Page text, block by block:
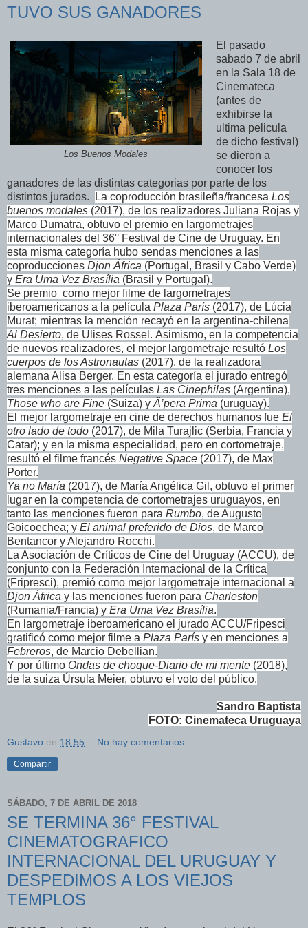
TUVO SUS GANADORES
Los Buenos Modales
El pasado
sabado 7 de abril
en la Sala 18 de
Cinemateca
(antes de
exhibirse la
ultima pelicula
de dicho festival)
se dieron a
conocer los
ganadores de las distintas categorias por parte de los
distintos jurados.
La coproducción brasileña/francesa Los
buenos modales (2017), de los realizadores Juliana Rojas y
Marco Dumatra, obtuvo el premio en largometrajes
internacionales del 36° Festival de Cine de Uruguay. En
esta misma categoría hubo sendas menciones a las
coproducciones Djon África (Portugal, Brasil y Cabo Verde)
y Era Uma Vez Brasília (Brasil y Portugal).
Se premio como mejor filme de largometrajes
iberoamericanos a la película Plaza París (2017), de Lúcia
Murat; mientras la mención recayó en la argentina-chilena
Al Desierto, de Ulises Rossel. Asimismo, en la competencia
de nuevos realizadores, el mejor largometraje resultó Los
cuerpos de los Astronautas (2017), de la realizadora
alemana Alisa Berger. En esta categoría el jurado entregó
tres menciones a las películas Las Cinephilas (Argentina),
Those who are Fine (Suiza) y Ã’pera Prima (uruguay).
El mejor largometraje en cine de derechos humanos fue El
otro lado de todo (2017), de Mila Turajlic (Serbia, Francia y
Catar); y en la misma especialidad, pero en cortometraje,
resultó el filme francés Negative Space (2017), de Max
Porter.
Ya no María (2017), de María Angélica Gil, obtuvo el primer
lugar en la competencia de cortometrajes uruguayos, en
tanto las menciones fueron para Rumbo, de Augusto
Goicoechea; y El animal preferido de Dios, de Marco
Bentancor y Alejandro Rocchi.
La Asociación de Críticos de Cine del Uruguay (ACCU), de
conjunto con la Federación Internacional de la Crítica
(Fripresci), premió como mejor largometraje internacional a
Djon África y las menciones fueron para Charleston
(Rumania/Francia) y Era Uma Vez Brasília.
En largometraje iberoamericano el jurado ACCU/Fripesci
gratificó como mejor filme a Plaza París y en menciones a
Febreros, de Marcio Debellian.
Y por último Ondas de choque-Diario de mi mente (2018),
de la suiza Úrsula Meier, obtuvo el voto del público.
Sandro Baptista
FOTO: Cinemateca Uruguaya
Gustavo en 18:55 No hay comentarios:
Compartir
SÁBADO, 7 DE ABRIL DE 2018
SE TERMINA 36° FESTIVAL
CINEMATOGRAFICO
INTERNACIONAL DEL URUGUAY Y
DESPEDIMOS A LOS VIEJOS
TEMPLOS